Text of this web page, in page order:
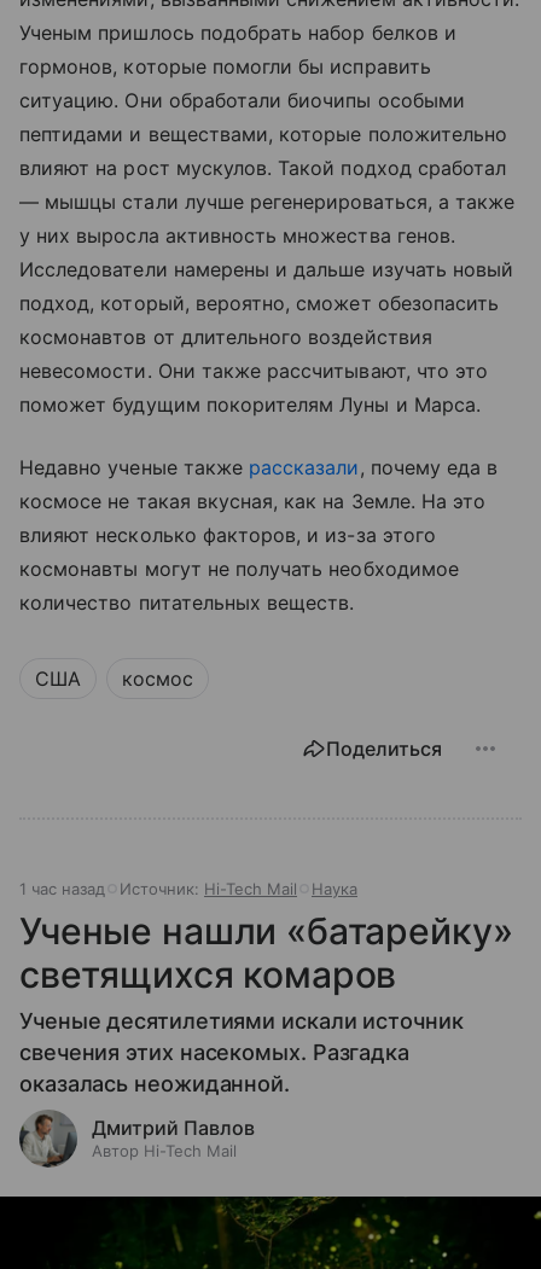
Ученым пришлось подобрать набор белков и
гормонов, которые помогли бы исправить
ситуацию. Они обработали биочипы особыми
пептидами и веществами, которые положительно
влияют на рост мускулов. Такой подход сработал
— мышцы стали лучше регенерироваться, а также
у них выросла активность множества генов.
Исследователи намерены и дальше изучать новый
подход, который, вероятно, сможет обезопасить
космонавтов от длительного воздействия
невесомости. Они также рассчитывают, что это
поможет будущим покорителям Луны и Марса.
Недавно ученые также рассказали , почему еда в
космосе не такая вкусная, как на Земле. На это
влияют несколько факторов, и из-за этого
космонавты могут не получать необходимое
количество питательных веществ.
США космос
Поделиться
1 час назад Источник: Hi-Tech Mail Наука
Ученые нашли «батарейку»
светящихся комаров
Ученые десятилетиями искали источник
свечения этих насекомых. Разгадка
оказалась неожиданной.
Дмитрий Павлов
Автор Hi-Tech Mail